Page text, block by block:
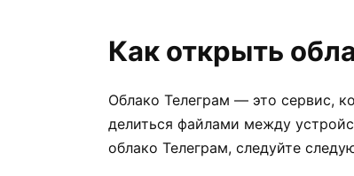
Как открыть
Облако Телеграм — это сервис,
делиться файлами между
облако Телеграм, следуйте